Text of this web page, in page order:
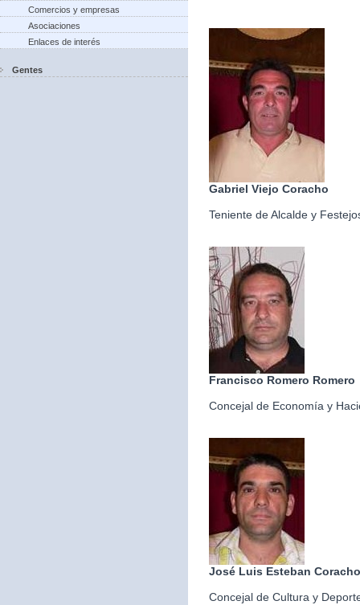
Comercios y empresas
Asociaciones
Enlaces de interés
Gentes
Gabriel Viejo Coracho
Teniente de Alcalde y
Francisco Romero Romero
Concejal de Economía y
José Luis Esteban Coracho
Concejal de Cultura y